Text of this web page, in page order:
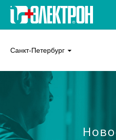
Санкт-Петербург